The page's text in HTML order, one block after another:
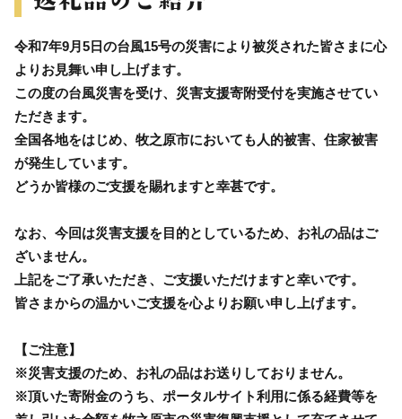
令和7年9月5日の台風15号の災害により被災された皆さまに心
よりお見舞い申し上げます。
この度の台風災害を受け、災害支援寄附受付を実施させてい
ただきます。
全国各地をはじめ、牧之原市においても人的被害、住家被害
が発生しています。
どうか皆様のご支援を賜れますと幸甚です。
なお、今回は災害支援を目的としているため、お礼の品はご
ざいません。
上記をご了承いただき、ご支援いただけますと幸いです。
皆さまからの温かいご支援を心よりお願い申し上げます。
【ご注意】
※災害支援のため、お礼の品はお送りしておりません。
※頂いた寄附金のうち、ポータルサイト利用に係る経費等を